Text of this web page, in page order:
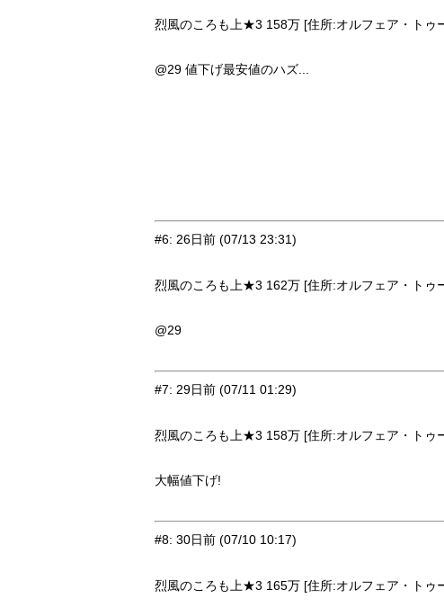
烈風のころも上★3 158万 [住所:オルフェア・トゥ
@29 値下げ最安値のハズ...
#6: 26日前 (07/13 23:31)
烈風のころも上★3 162万 [住所:オルフェア・トゥ
@29
#7: 29日前 (07/11 01:29)
烈風のころも上★3 158万 [住所:オルフェア・トゥ
大幅値下げ!
#8: 30日前 (07/10 10:17)
烈風のころも上★3 165万 [住所:オルフェア・トゥ